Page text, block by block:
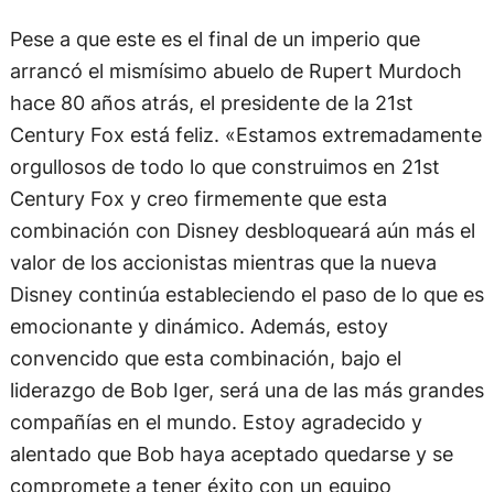
Pese a que este es el final de un imperio que
arrancó el mismísimo abuelo de Rupert Murdoch
hace 80 años atrás, el presidente de la 21st
Century Fox está feliz. «Estamos extremadamente
orgullosos de todo lo que construimos en 21st
Century Fox y creo firmemente que esta
combinación con Disney desbloqueará aún más el
valor de los accionistas mientras que la nueva
Disney continúa estableciendo el paso de lo que es
emocionante y dinámico. Además, estoy
convencido que esta combinación, bajo el
liderazgo de Bob Iger, será una de las más grandes
compañías en el mundo. Estoy agradecido y
alentado que Bob haya aceptado quedarse y se
compromete a tener éxito con un equipo